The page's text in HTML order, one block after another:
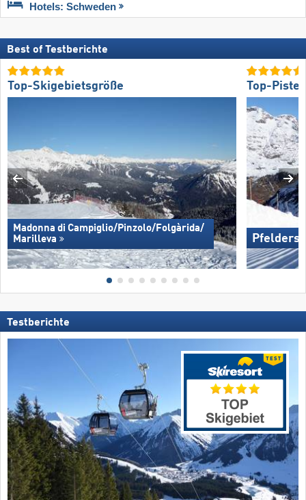
Hotels: Schweden
Best of Testberichte
Top-Skigebietsgröße
Madonna di Campiglio/​Pinzolo/​Folgàrida/​
Marilleva
Top-
Pfelders
Testberichte